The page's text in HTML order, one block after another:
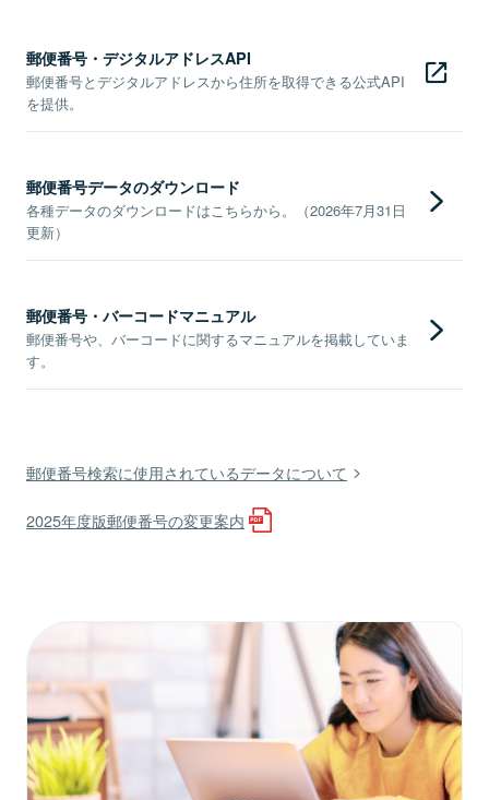
郵便番号・デジタルアドレスAPI
郵便番号とデジタルアドレスから住所を取得できる公式API
を提供。
郵便番号データのダウンロード
各種データのダウンロードはこちらから。（2026年7月31日
更新）
郵便番号・バーコードマニュアル
郵便番号や、バーコードに関するマニュアルを掲載していま
す。
郵便番号検索に使用されているデータについて
2025年度版郵便番号の変更案内